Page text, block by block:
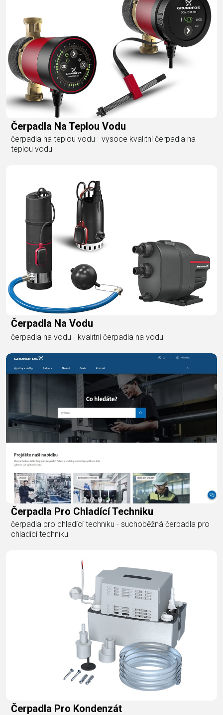
Čerpadla Na Teplou Vodu
čerpadla na teplou vodu - vysoce kvalitní čerpadla na
teplou vodu
Čerpadla Na Vodu
čerpadla na vodu - kvalitní čerpadla na vodu
Čerpadla Pro Chladící Techniku
čerpadla pro chladící techniku - suchoběžná čerpadla pro
chladící techniku​
Čerpadla Pro Kondenzát